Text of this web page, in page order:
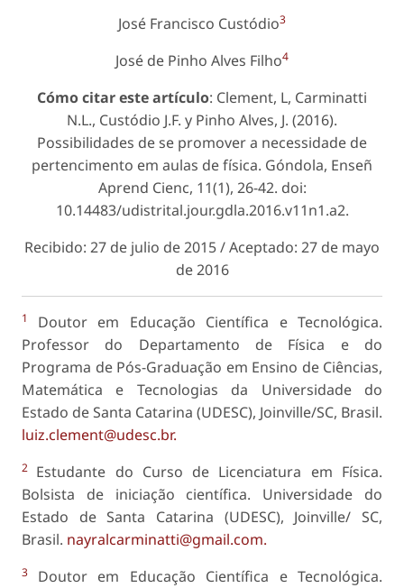
José Francisco Custódio3
José de Pinho Alves Filho4
Cómo citar este artículo: Clement, L, Carminatti
N.L., Custódio J.F. y Pinho Alves, J. (2016).
Possibilidades de se promover a necessidade de
pertencimento em aulas de física. Góndola, Enseñ
Aprend Cienc, 11(1), 26-42. doi:
10.14483/udistrital.jour.gdla.2016.v11n1.a2.
Recibido: 27 de julio de 2015 / Aceptado: 27 de mayo
de 2016
1
Doutor em Educação Científica e Tecnológica.
Professor do Departamento de Física e do
Programa de Pós-Graduação em Ensino de Ciências,
Matemática e Tecnologias da Universidade do
Estado de Santa Catarina (UDESC), Joinville/SC, Brasil.
luiz.clement@udesc.br.
2 Estudante do Curso de Licenciatura em Física.
Bolsista de iniciação científica. Universidade do
Estado de Santa Catarina (UDESC), Joinville/ SC,
Brasil. nayralcarminatti@gmail.com.
3
Doutor em Educação Científica e Tecnológica.